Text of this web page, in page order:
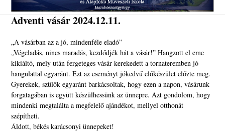
Adventi vásár 2024.12.11.
„A vásárban az a jó, mindenféle eladó”
„Végeladás, nincs maradás, kezdődjék hát a vásár!” Hangzott el eme
kikiáltó, mely után fergeteges vásár kerekedett a tornateremben jó
hangulattal egyaránt. Ezt az eseményt jókedvű előkészület előzte meg.
Gyerekek, szülők egyaránt barkácsoltak, hogy ezen a napon, vásárunk
forgatagában is együtt készülhessünk az ünnepre. Azt gondolom, hogy
mindenki megtalálta a megfelelő ajándékot, mellyel otthonát
szépítheti.
Áldott, békés karácsonyi ünnepeket!